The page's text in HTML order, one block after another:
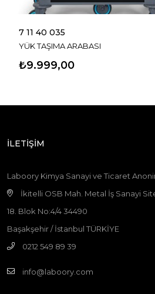
7 11 40 035
YÜK TAŞIMA ARABASI
₺9.999,00
İLETİŞİM
Laboory Kimya Sanayi ve Ticaret
İkitelli OSB Mah. Metal İş Sanayi
18. Blok No:4/4 34490
Başakşehir / İstanbul TÜRKİYE
0212 549 89 39
info@laboory.com